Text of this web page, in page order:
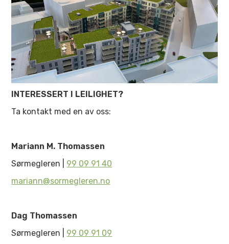
INTERESSERT I LEILIGHET?
Ta kontakt med en av oss:
Mariann M. Thomassen
Sørmegleren | 99 09 91 40
mariann@sormegleren.no
Dag Thomassen
Sørmegleren | 99 09 91 09